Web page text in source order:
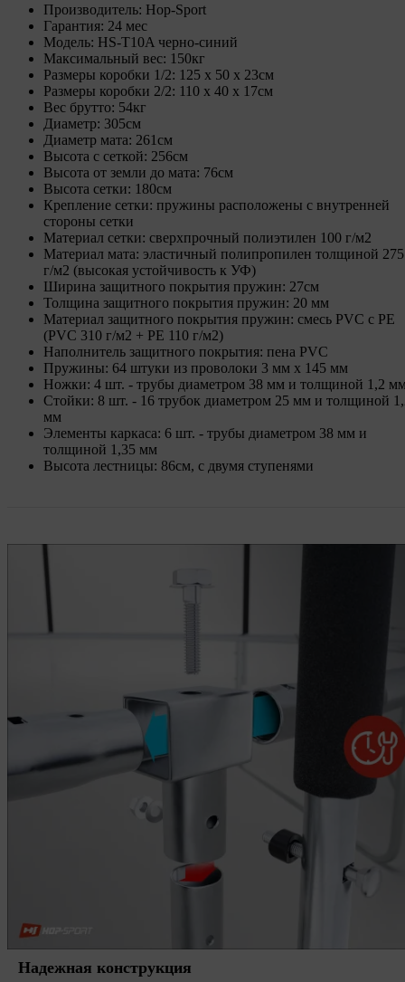
Производитель: Hop-Sport
Гарантия: 24 мес
Модель: HS-T10A черно-синий
Максимальный вес: 150кг
Размеры коробки 1/2: 125 x 50 x 23см
Размеры коробки 2/2: 110 x 40 x 17см
Вес брутто: 54кг
Диаметр: 305см
Диаметр мата: 261см
Высота с сеткой: 256см
Высота от земли до мата: 76см
Высота сетки: 180см
Крепление сетки: пружины расположены с внутренней
стороны сетки
Материал сетки: сверхпрочный полиэтилен 100 г/м2
Материал мата: эластичный полипропилен толщиной 275
г/м2 (высокая устойчивость к УФ)
Ширина защитного покрытия пружин: 27см
Толщина защитного покрытия пружин: 20 мм
Материал защитного покрытия пружин: смесь PVC с PE
(PVC 310 г/м2 + PE 110 г/м2)
Наполнитель защитного покрытия: пена PVC
Пружины: 64 штуки из проволоки 3 мм х 145 мм
Ножки: 4 шт. - трубы диаметром 38 мм и толщиной 1,2
Стойки: 8 шт. - 16 трубок диаметром 25 мм и толщиной
мм
Элементы каркаса: 6 шт. - трубы диаметром 38 мм и
толщиной 1,35 мм
Высота лестницы: 86см, с двумя ступенями
Надежная конструкция